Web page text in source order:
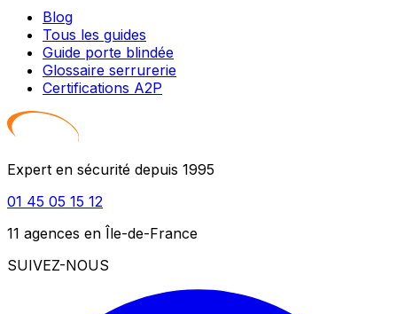
Blog
Tous les guides
Guide porte blindée
Glossaire serrurerie
Certifications A2P
Expert en sécurité depuis 1995
01 45 05 15 12
11 agences en Île-de-France
SUIVEZ-NOUS